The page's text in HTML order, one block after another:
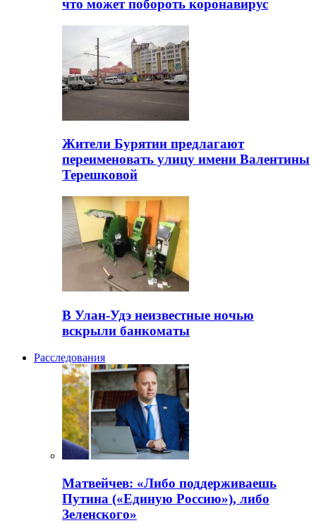
что может побороть коронавирус
Жители Бурятии предлагают
переименовать улицу имени Валентины
Терешковой
В Улан-Удэ неизвестные ночью
вскрыли банкоматы
Расследования
Матвейчев: «Либо поддерживаешь
Путина («Единую Россию»), либо
Зеленского»